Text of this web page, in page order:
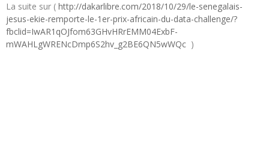
La suite sur ( http://dakarlibre.com/2018/10/29/le-senegalais-
jesus-ekie-remporte-le-1er-prix-africain-du-data-challenge/?
fbclid=IwAR1qOJfom63GHvHRrEMM04ExbF-
mWAHLgWRENcDmp6S2hv_g2BE6QN5wWQc )